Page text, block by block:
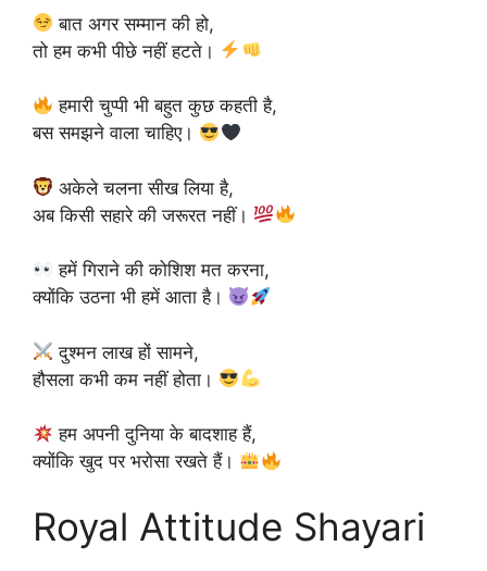
बात अगर सम्मान की हो,
तो हम कभी पीछे नहीं हटते।
हमारी चुप्पी भी बहुत कुछ कहती है,
बस समझने वाला चाहिए।
अकेले चलना सीख लिया है,
अब किसी सहारे की जरूरत नहीं।
हमें गिराने की कोशिश मत करना,
क्योंकि उठना भी हमें आता है।
दुश्मन लाख हों सामने,
हौसला कभी कम नहीं होता।
हम अपनी दुनिया के बादशाह हैं,
क्योंकि खुद पर भरोसा रखते हैं।
Royal Attitude Shayari